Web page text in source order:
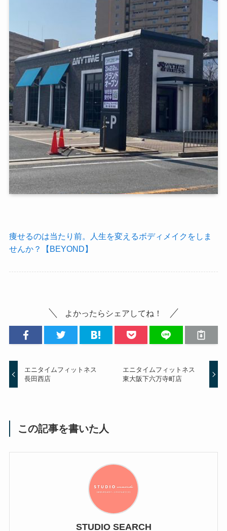
痩せるのは当たり前。人生を変えるボディメイクをしま
せんか？【BEYOND】
よかったらシェアしてね！
エニタイムフィットネス
長田西店
エニタイムフィットネス
東大阪下六万寺町店
この記事を書いた人
STUDIO SEARCH